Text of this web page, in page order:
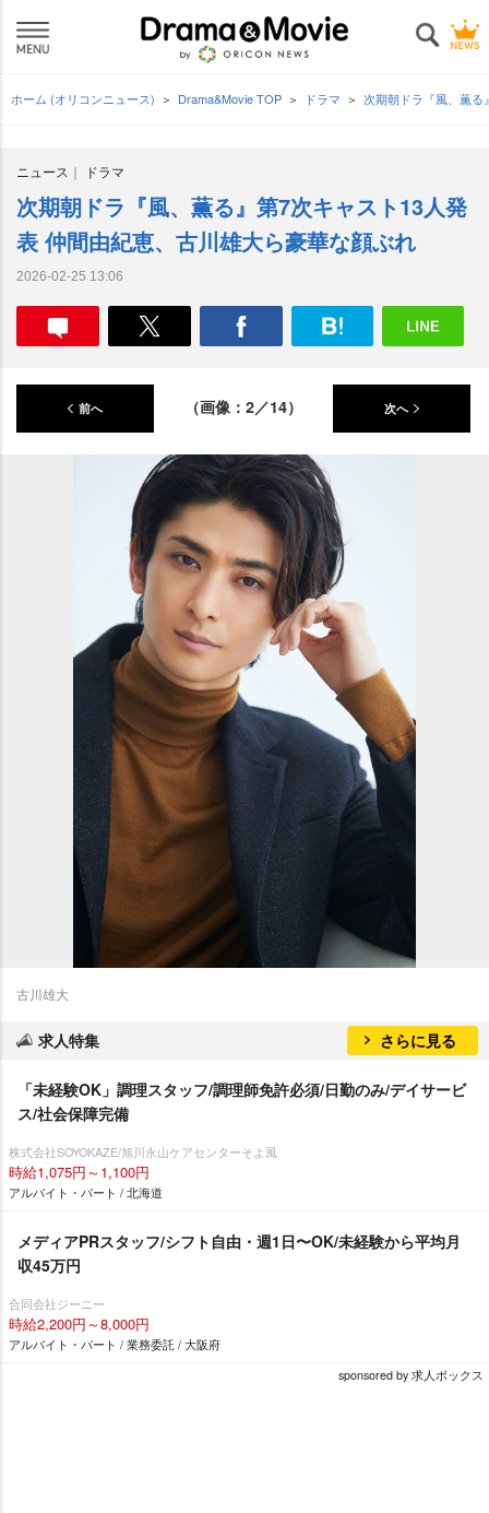
ホーム (オリコンニュース) Drama&Movie TOP ドラマ 次期朝ドラ『風、薫
ニュース ドラマ
次期朝ドラ『風、薫る』第7次キャスト13人発
表 仲間由紀恵、古川雄大ら豪華な顔ぶれ
2026-02-25 13:06
前へ （画像：2／14） 次へ
古川雄大
求人特集 さらに見る
「未経験OK」調理スタッフ/調理師免許必須/日勤のみ/デイサービ
ス/社会保障完備
株式会社SOYOKAZE/旭川永山ケアセンターそよ風
時給1,075円～1,100円
アルバイト・パート / 北海道
メディアPRスタッフ/シフト自由・週1日〜OK/未経験から平均月
収45万円
合同会社ジーニー
時給2,200円～8,000円
アルバイト・パート / 業務委託 / 大阪府
sponsored by 求人ボックス